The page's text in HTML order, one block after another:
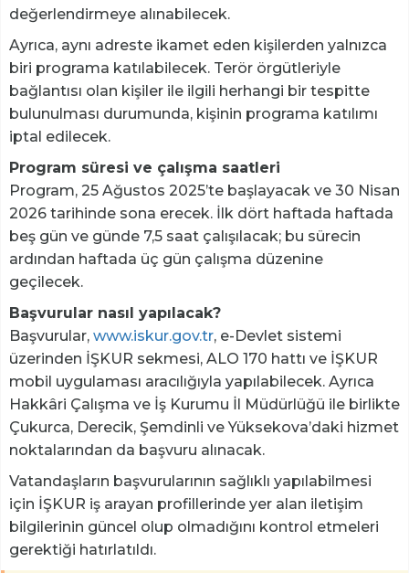
değerlendirmeye alınabilecek.
Ayrıca, aynı adreste ikamet eden kişilerden yalnızca
biri programa katılabilecek. Terör örgütleriyle
bağlantısı olan kişiler ile ilgili herhangi bir tespitte
bulunulması durumunda, kişinin programa katılımı
iptal edilecek.
Program süresi ve çalışma saatleri
Program, 25 Ağustos 2025’te başlayacak ve 30 Nisan
2026 tarihinde sona erecek. İlk dört haftada haftada
beş gün ve günde 7,5 saat çalışılacak; bu sürecin
ardından haftada üç gün çalışma düzenine
geçilecek.
Başvurular nasıl yapılacak?
Başvurular, www.iskur.gov.tr, e-Devlet sistemi
üzerinden İŞKUR sekmesi, ALO 170 hattı ve İŞKUR
mobil uygulaması aracılığıyla yapılabilecek. Ayrıca
Hakkâri Çalışma ve İş Kurumu İl Müdürlüğü ile birlikte
Çukurca, Derecik, Şemdinli ve Yüksekova’daki hizmet
noktalarından da başvuru alınacak.
Vatandaşların başvurularının sağlıklı yapılabilmesi
için İŞKUR iş arayan profillerinde yer alan iletişim
bilgilerinin güncel olup olmadığını kontrol etmeleri
gerektiği hatırlatıldı.